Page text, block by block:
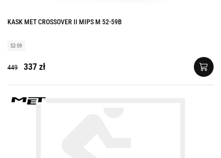
KASK MET CROSSOVER II MIPS M 52-59B
52-59
449 337 zł